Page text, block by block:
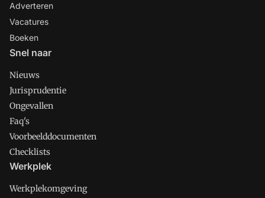
Adverteren
Vacatures
Boeken
Snel naar
Nieuws
Jurisprudentie
Ongevallen
Faq's
Voorbeelddocumenten
Checklists
Werkplek
Werkplekomgeving